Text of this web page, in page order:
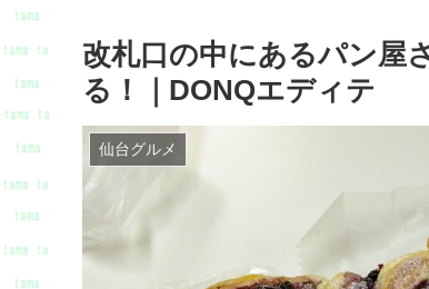
改札口の中にあるパン屋
る！｜DONQエディテ
仙台グルメ